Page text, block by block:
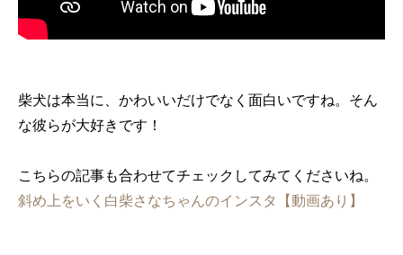
柴犬は本当に、かわいいだけでなく面白いですね。そん
な彼らが大好きです！
こちらの記事も合わせてチェックしてみてくださいね。
斜め上をいく白柴さなちゃんのインスタ【動画あり】